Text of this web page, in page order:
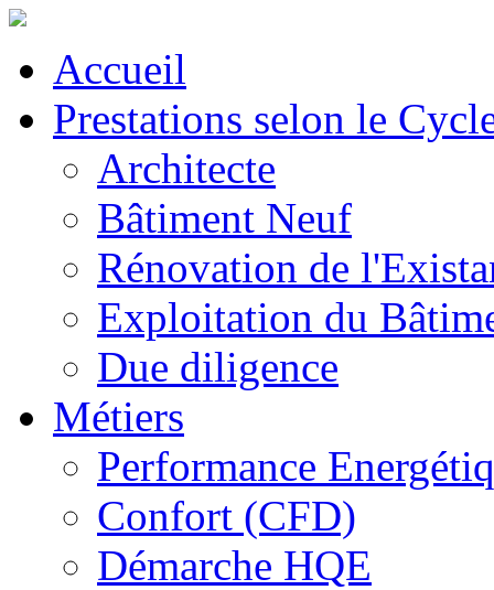
Accueil
Prestations selon le
Architecte
Bâtiment Neuf
Rénovation de
Exploitation du
Due diligence
Métiers
Performance
Confort (CFD)
Démarche HQE